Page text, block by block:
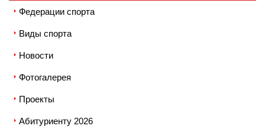
Федерации спорта
Виды спорта
Новости
Фотогалерея
Проекты
Абитуриенту 2026